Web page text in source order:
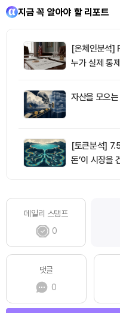
지금 꼭 알아야 할 리포트
[온체인분석]
누가 실제 통
자산을 모으
[토큰분석]
돈’이 시장을
데일리 스탬프
0
댓글
0